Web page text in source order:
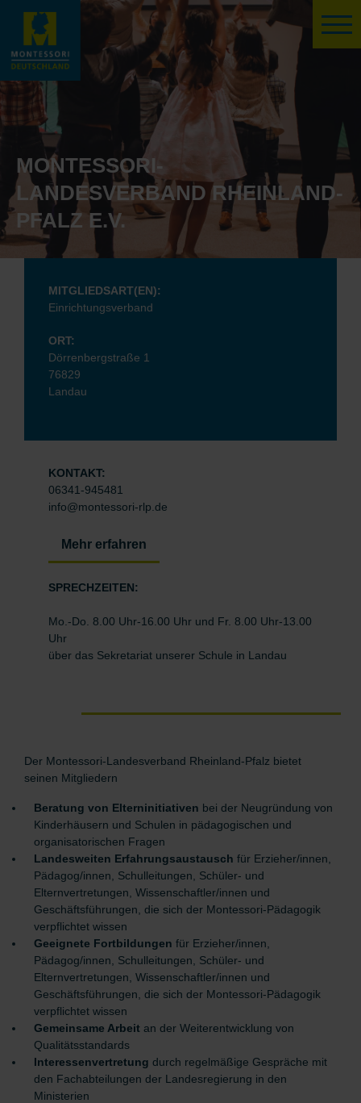
MONTESSORI-
LANDESVERBAND RHEINLAND-
PFALZ E.V.
MITGLIEDSART(EN):
Einrichtungsverband
ORT:
Dörrenbergstraße 1
76829
Landau
KONTAKT:
06341-945481
info@montessori-rlp.de
Mehr erfahren
SPRECHZEITEN:
Mo.-Do. 8.00 Uhr-16.00 Uhr und Fr. 8.00 Uhr-13.00
Uhr
über das Sekretariat unserer Schule in Landau
Der Montessori-Landesverband Rheinland-Pfalz bietet
seinen Mitgliedern
Beratung von Elterninitiativen bei der Neugründung von
Kinderhäusern und Schulen in pädagogischen und
organisatorischen Fragen
Landesweiten Erfahrungsaustausch für Erzieher/innen,
Pädagog/innen, Schulleitungen, Schüler- und
Elternvertretungen, Wissenschaftler/innen und
Geschäftsführungen, die sich der Montessori-Pädagogik
verpflichtet wissen
Geeignete Fortbildungen für Erzieher/innen,
Pädagog/innen, Schulleitungen, Schüler- und
Elternvertretungen, Wissenschaftler/innen und
Geschäftsführungen, die sich der Montessori-Pädagogik
verpflichtet wissen
Gemeinsame Arbeit an der Weiterentwicklung von
Qualitätsstandards
Interessenvertretung durch regelmäßige Gespräche mit
den Fachabteilungen der Landesregierung in den
Ministerien